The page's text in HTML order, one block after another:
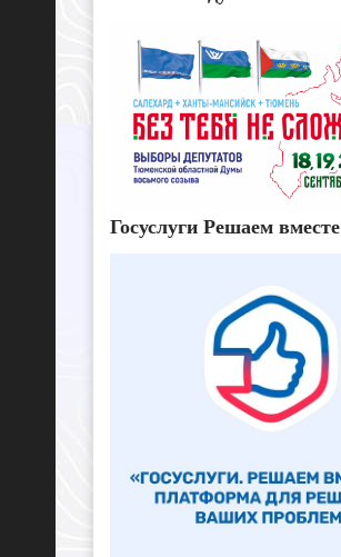
Госуслуги Решаем вместе